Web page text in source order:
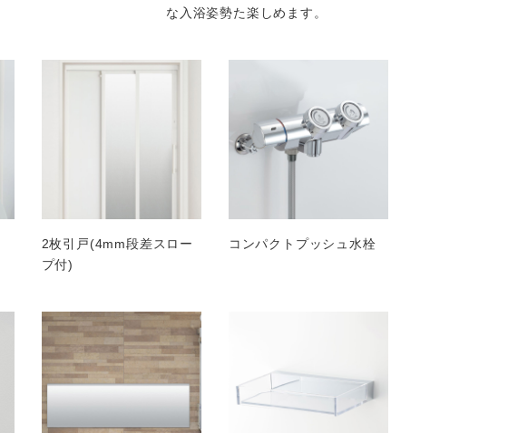
な入浴姿勢た楽しめます。
2枚引戸(4mm段差スロー
プ付)
コンパクトプッシュ水栓